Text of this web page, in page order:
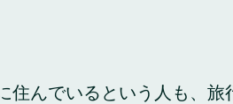
んでいるという人も、